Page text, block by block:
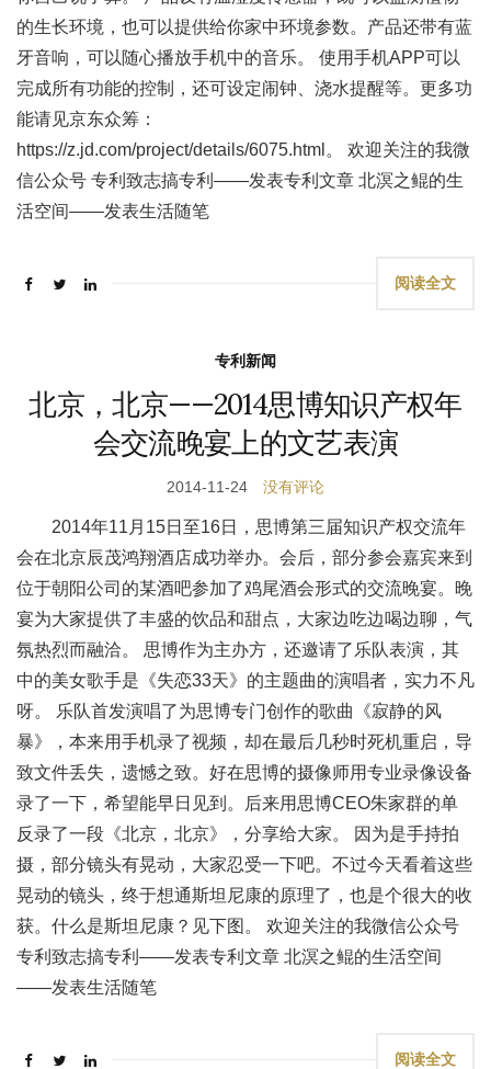
的生长环境，也可以提供给你家中环境参数。产品还带有蓝
牙音响，可以随心播放手机中的音乐。 使用手机APP可以
完成所有功能的控制，还可设定闹钟、浇水提醒等。更多功
能请见京东众筹：
https://z.jd.com/project/details/6075.html。 欢迎关注的我微
信公众号 专利致志搞专利——发表专利文章 北溟之鲲的生
活空间——发表生活随笔
阅读全文
专利新闻
北京，北京——2014思博知识产权年
会交流晚宴上的文艺表演
2014-11-24 没有评论
2014年11月15日至16日，思博第三届知识产权交流年
会在北京辰茂鸿翔酒店成功举办。会后，部分参会嘉宾来到
位于朝阳公司的某酒吧参加了鸡尾酒会形式的交流晚宴。晚
宴为大家提供了丰盛的饮品和甜点，大家边吃边喝边聊，气
氛热烈而融洽。 思博作为主办方，还邀请了乐队表演，其
中的美女歌手是《失恋33天》的主题曲的演唱者，实力不凡
呀。 乐队首发演唱了为思博专门创作的歌曲《寂静的风
暴》，本来用手机录了视频，却在最后几秒时死机重启，导
致文件丢失，遗憾之致。好在思博的摄像师用专业录像设备
录了一下，希望能早日见到。后来用思博CEO朱家群的单
反录了一段《北京，北京》，分享给大家。 因为是手持拍
摄，部分镜头有晃动，大家忍受一下吧。不过今天看着这些
晃动的镜头，终于想通斯坦尼康的原理了，也是个很大的收
获。什么是斯坦尼康？见下图。 欢迎关注的我微信公众号
专利致志搞专利——发表专利文章 北溟之鲲的生活空间
——发表生活随笔
阅读全文